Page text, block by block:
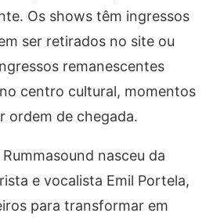
Os shows têm ingressos
ser retirados no site ou
remanescentes
centro cultural, momentos
ordem de chegada.
nasceu da
e vocalista Emil Portela,
para transformar em